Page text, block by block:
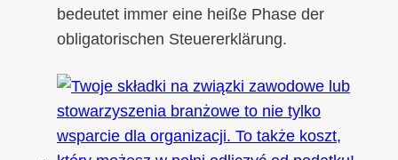
bedeutet immer eine heiße Phase der
obligatorischen Steuererklärung.